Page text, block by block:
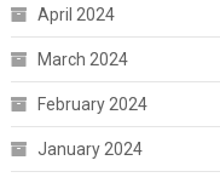
April 2024
March 2024
February 2024
January 2024